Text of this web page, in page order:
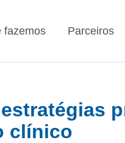
fazemos Parceiros
clínico